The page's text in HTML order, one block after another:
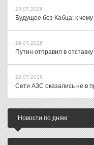
23.07.2026
Будущее без Кабца: к
29.07.2026
Путин отправил в
22.07.2026
Сети АЗС оказались не в
Новости по дням